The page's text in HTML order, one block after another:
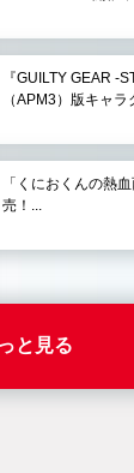
『GUILTY GEAR -
（APM3）版キャラ
「くにおくんの熱
売！...
と見る